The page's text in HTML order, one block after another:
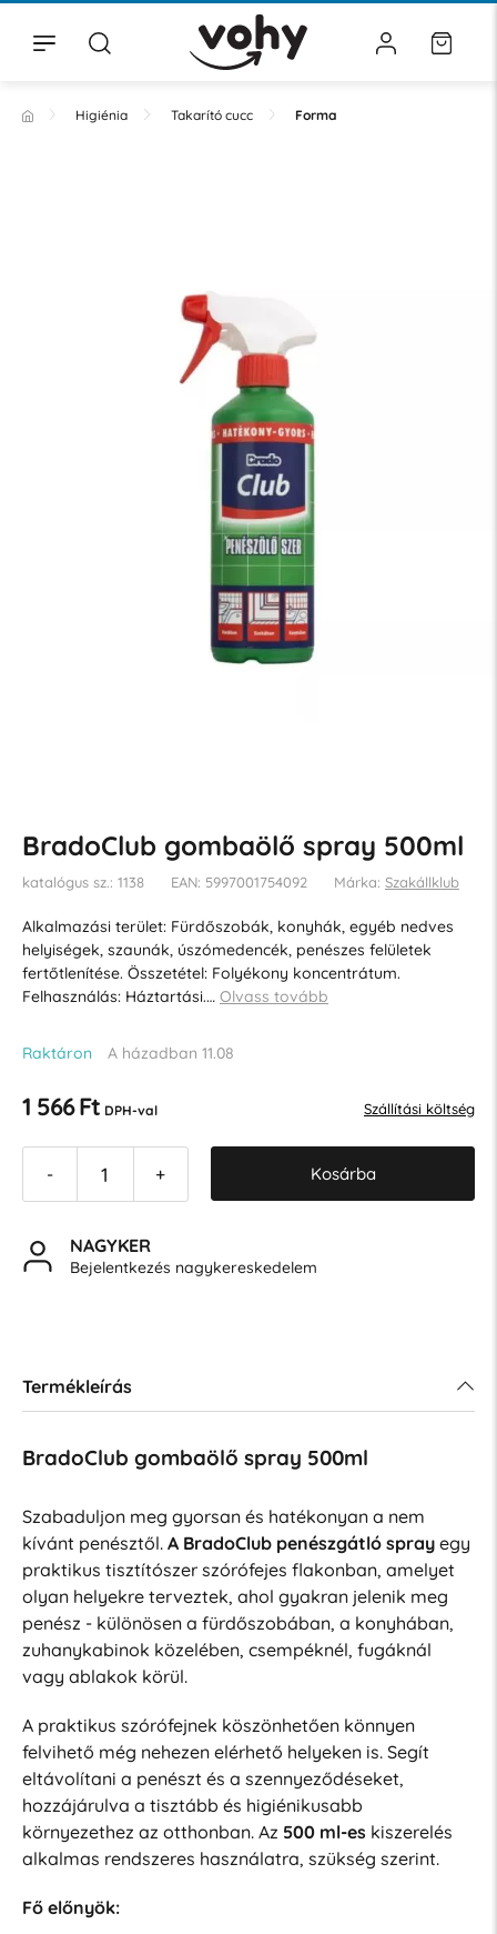
Higiénia Takarító cucc Forma
BradoClub gombaölő spray 500ml
katalógus sz.: 1138 EAN: 5997001754092 Márka: Szakállklub
Alkalmazási terület: Fürdőszobák, konyhák, egyéb nedves
helyiségek, szaunák, úszómedencék, penészes felületek
fertőtlenítése. Összetétel: Folyékony koncentrátum.
Felhasználás: Háztartási.… Olvass tovább
Raktáron A házadban 11.08
1 566 Ft DPH-val Szállítási költség
- + Kosárba
NAGYKER
Bejelentkezés nagykereskedelem
Termékleírás
BradoClub gombaölő spray 500ml
Szabaduljon meg gyorsan és hatékonyan a nem
kívánt penésztől. A BradoClub penészgátló sprayegy
praktikus tisztítószer szórófejes flakonban, amelyet
olyan helyekre terveztek, ahol gyakran jelenik meg
penész - különösen a fürdőszobában, a konyhában,
zuhanykabinok közelében, csempéknél, fugáknál
vagy ablakok körül.
A praktikus szórófejnek köszönhetően könnyen
felvihető még nehezen elérhető helyeken is. Segít
eltávolítani a penészt és a szennyeződéseket,
hozzájárulva a tisztább és higiénikusabb
környezethez az otthonban. Az 500 ml-eskiszerelés
alkalmas rendszeres használatra, szükség szerint.
Fő előnyök: